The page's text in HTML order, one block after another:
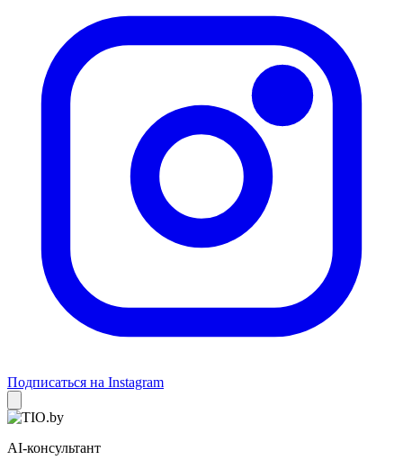
Подписаться на Instagram
AI-консультант